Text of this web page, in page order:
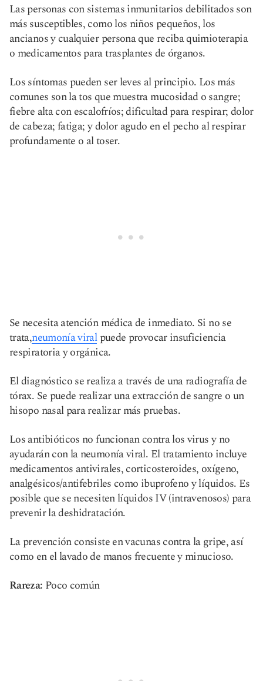
Las personas con sistemas inmunitarios debilitados son
más susceptibles, como los niños pequeños, los
ancianos y cualquier persona que reciba quimioterapia
o medicamentos para trasplantes de órganos.
Los síntomas pueden ser leves al principio. Los más
comunes son la tos que muestra mucosidad o sangre;
fiebre alta con escalofríos; dificultad para respirar; dolor
de cabeza; fatiga; y dolor agudo en el pecho al respirar
profundamente o al toser.
Se necesita atención médica de inmediato. Si no se
trata,neumonía viralpuede provocar insuficiencia
respiratoria y orgánica.
El diagnóstico se realiza a través de una radiografía de
tórax. Se puede realizar una extracción de sangre o un
hisopo nasal para realizar más pruebas.
Los antibióticos no funcionan contra los virus y no
ayudarán con la neumonía viral. El tratamiento incluye
medicamentos antivirales, corticosteroides, oxígeno,
analgésicos/antifebriles como ibuprofeno y líquidos. Es
posible que se necesiten líquidos IV (intravenosos) para
prevenir la deshidratación.
La prevención consiste en vacunas contra la gripe, así
como en el lavado de manos frecuente y minucioso.
Rareza: Poco común